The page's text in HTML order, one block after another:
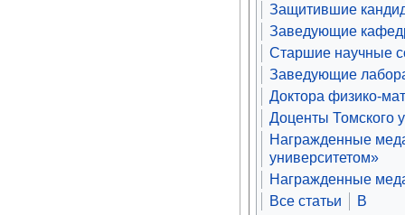
Защитившие
Заведующие
Старшие научные
Заведующие
Доктора физико-
Доценты Томского
Награжденные
университетом»
Награжденные
Все статьи
В